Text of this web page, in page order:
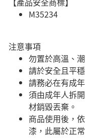
M35234
注意事項
勿置於高溫、
請於安全且平
請務必在有成
須由成年人拆
材銷毀丟棄。
商品使用後，
漆，此屬於正